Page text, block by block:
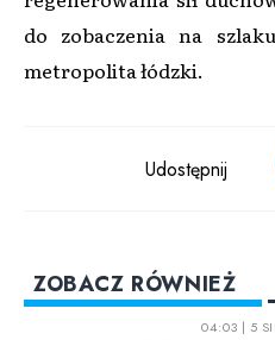
do zobaczenia na
metropolita łódzki.
Udostępnij
ZOBACZ RÓWNIEŻ
04:03 | 5